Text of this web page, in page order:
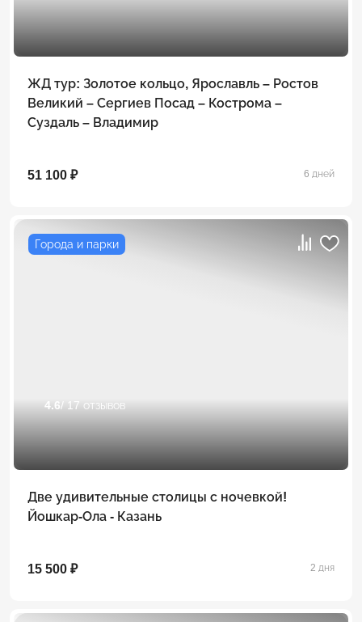
ЖД тур: Золотое кольцо, Ярославль – Ростов
Великий – Сергиев Посад – Кострома –
Суздаль – Владимир
51 100 ₽ 6 дней
Города и парки
4.6/ 17 отзывов
Две удивительные столицы с ночевкой!
Йошкар-Ола - Казань
15 500 ₽ 2 дня